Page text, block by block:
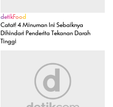
detikFood
Catat! 4 Minuman Ini Sebaiknya
Dihindari Penderita Tekanan Darah
Tinggi